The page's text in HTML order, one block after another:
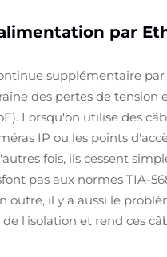
par
supplémentaire
des pertes de tension
Lorsqu'on utilise des
IP ou les points
fois, ils cessent
pas aux normes TIA-
il y a aussi le
l'isolation et rend ces